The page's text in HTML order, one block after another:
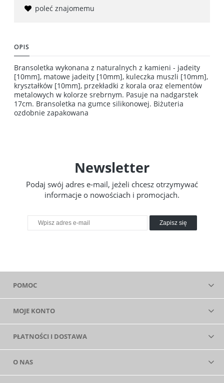
poleć znajomemu
OPIS
Bransoletka wykonana z naturalnych z kamieni - jadeity
[10mm], matowe jadeity [10mm], kuleczka muszli [10mm],
kryształków [10mm], przekładki z korala oraz elementów
metalowych w kolorze srebrnym. Pasuje na nadgarstek
17cm. Bransoletka na gumce silikonowej. Biżuteria
ozdobnie zapakowana
Newsletter
Podaj swój adres e-mail, jeżeli chcesz otrzymywać
informacje o nowościach i promocjach.
Zapisz się
POMOC
MOJE KONTO
PŁATNOŚCI I DOSTAWA
O NAS